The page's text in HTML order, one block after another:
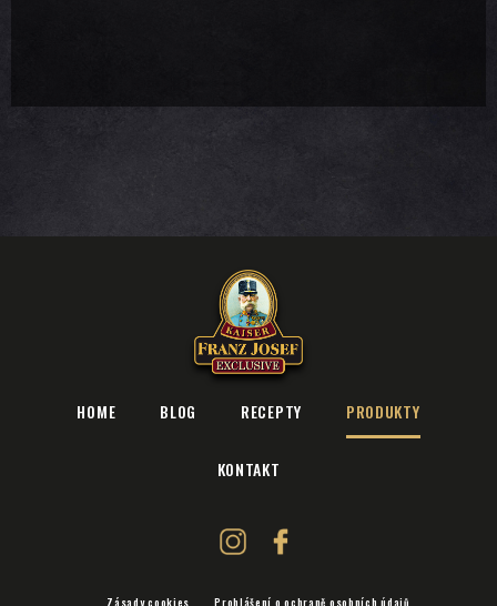
HOME BLOG RECEPTY PRODUKTY
KONTAKT
Zásady cookies Prohlášení o ochraně osobních údajů